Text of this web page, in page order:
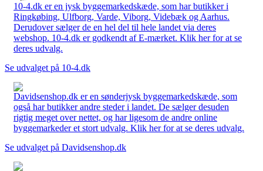
10-4.dk er en jysk byggemarkedskæde, som har butikker i
Ringkøbing, Ulfborg, Varde, Viborg, Videbæk og Aarhus.
Derudover sælger de en hel del til hele landet via deres
webshop. 10-4.dk er godkendt af E-mærket. Klik her for at se
deres udvalg.
Se udvalget på 10-4.dk
Davidsenshop.dk er en sønderjysk byggemarkedskæde, som
også har butikker andre steder i landet. De sælger desuden
rigtig meget over nettet, og har ligesom de andre online
byggemarkeder et stort udvalg. Klik her for at se deres udvalg.
Se udvalget på Davidsenshop.dk